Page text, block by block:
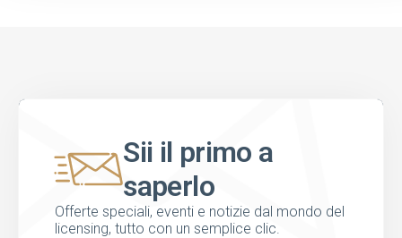
Sii il primo a
saperlo
Offerte speciali, eventi e notizie dal mondo del
licensing, tutto con un semplice clic.